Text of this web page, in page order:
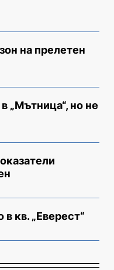
на прелетен
„Мътница“, но не
кв. „Еверест“